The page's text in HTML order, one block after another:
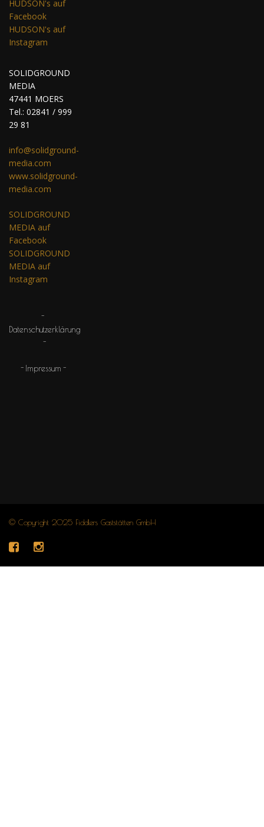
HUDSON's auf
Facebook
HUDSON's auf
Instagram
SOLIDGROUND
MEDIA
47441 MOERS
Tel.: 02841 / 999
29 81
info@solidground-
media.com
www.solidground-
media.com
SOLIDGROUND
MEDIA auf
Facebook
SOLIDGROUND
MEDIA auf
Instagram
Datenschutzerklärung
Impressum
© Copyright 2025 Fiddlers Gaststätten GmbH